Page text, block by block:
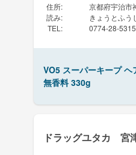
住所:
京都府宇治市
読み:
きょうとふう
TEL : 0774-28-5315
VO5 スーパーキープ
無香料 330g
ドラッグユタカ 宮